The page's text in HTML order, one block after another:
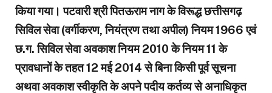
किया गया। पटवारी श्री पितऊराम नाग के विरूद्ध छत्तीसगढ़
सिविल सेवा (वर्गीकरण, नियंत्रण तथा अपील) नियम 1966 एवं
छ.ग. सिविल सेवा अवकाश नियम 2010 के नियम 11 के
प्रावधानों के तहत 12 मई 2014 से बिना किसी पूर्व सूचना
अथवा अवकाश स्वीकृति के अपने पदीय कर्तव्य से अनाधिकृत